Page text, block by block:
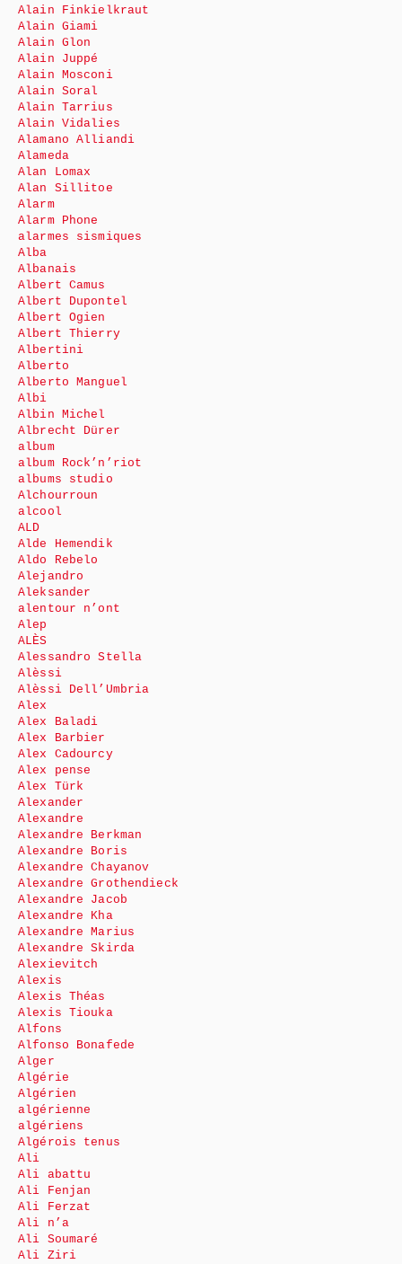
Alain Finkielkraut
Alain Giami
Alain Glon
Alain Juppé
Alain Mosconi
Alain Soral
Alain Tarrius
Alain Vidalies
Alamano Alliandi
Alameda
Alan Lomax
Alan Sillitoe
Alarm
Alarm Phone
alarmes sismiques
Alba
Albanais
Albert Camus
Albert Dupontel
Albert Ogien
Albert Thierry
Albertini
Alberto
Alberto Manguel
Albi
Albin Michel
Albrecht Dürer
album
album Rock’n’riot
albums studio
Alchourroun
alcool
ALD
Alde Hemendik
Aldo Rebelo
Alejandro
Aleksander
alentour n’ont
Alep
ALÈS
Alessandro Stella
Alèssi
Alèssi Dell’Umbria
Alex
Alex Baladi
Alex Barbier
Alex Cadourcy
Alex pense
Alex Türk
Alexander
Alexandre
Alexandre Berkman
Alexandre Boris
Alexandre Chayanov
Alexandre Grothendieck
Alexandre Jacob
Alexandre Kha
Alexandre Marius
Alexandre Skirda
Alexievitch
Alexis
Alexis Théas
Alexis Tiouka
Alfons
Alfonso Bonafede
Alger
Algérie
Algérien
algérienne
algériens
Algérois tenus
Ali
Ali abattu
Ali Fenjan
Ali Ferzat
Ali n’a
Ali Soumaré
Ali Ziri